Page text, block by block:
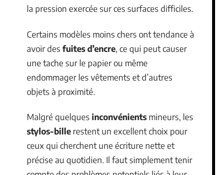
la pression exercée sur ces surfaces difficiles.
Certains modèles moins chers ont tendance à
avoir des fuites d’encre, ce qui peut causer
une tache sur le papier ou même
endommager les vêtements et d’autres
objets à proximité.
Malgré quelques inconvénients mineurs, les
stylos-bille restent un excellent choix pour
ceux qui cherchent une écriture nette et
précise au quotidien. Il faut simplement tenir